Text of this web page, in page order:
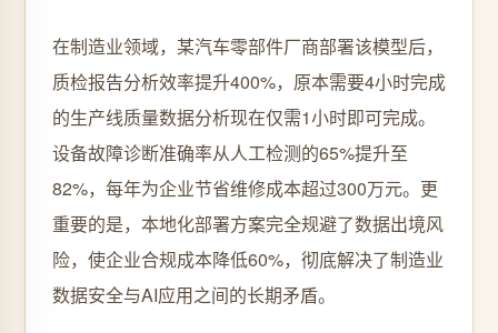
在制造业领域，某汽车零部件厂商部署该模型后，
质检报告分析效率提升400%，原本需要4小时完成
的生产线质量数据分析现在仅需1小时即可完成。
设备故障诊断准确率从人工检测的65%提升至
82%，每年为企业节省维修成本超过300万元。更
重要的是，本地化部署方案完全规避了数据出境风
险，使企业合规成本降低60%，彻底解决了制造业
数据安全与AI应用之间的长期矛盾。